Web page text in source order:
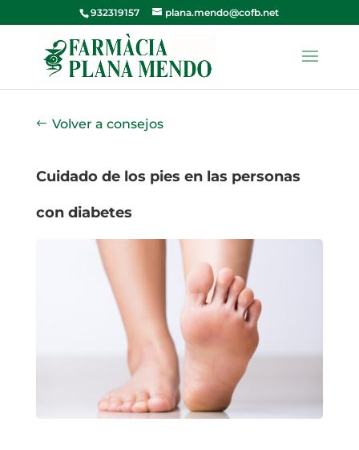
932319157 plana.mendo@cofb.net
Volver a consejos
Cuidado de los pies en las personas
con diabetes